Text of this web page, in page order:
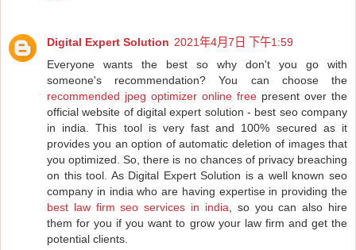
Digital Expert Solution 2021年4月7日 下午1:59
Everyone wants the best so why don't you go with
someone's recommendation? You can choose the
recommended jpeg optimizer online free present over the
official website of digital expert solution - best seo company
in india. This tool is very fast and 100% secured as it
provides you an option of automatic deletion of images that
you optimized. So, there is no chances of privacy breaching
on this tool. As Digital Expert Solution is a well known seo
company in india who are having expertise in providing the
best law firm seo services in india , so you can also hire
them for you if you want to grow your law firm and get the
potential clients.